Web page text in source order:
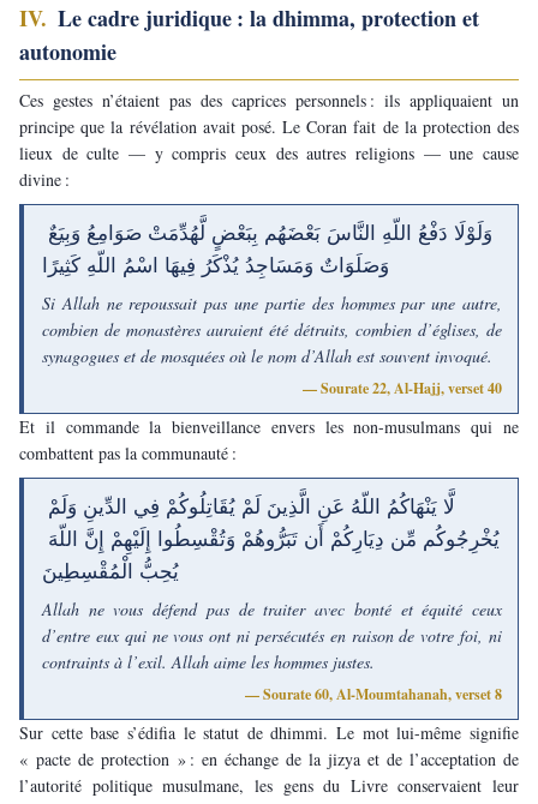
IV. Le cadre juridique : la dhimma, protection et
autonomie
Ces gestes n’étaient pas des caprices personnels : ils appliquaient un
principe que la révélation avait posé. Le Coran fait de la protection des
lieux de culte — y compris ceux des autres religions — une cause
divine :
وَصَلَوَاتٌ وَمَسَاجِدُ يُذْكَرُ فِيهَا اسْمُ اللّهِ كَثِيرًا
Si Allah ne repoussait pas une partie des hommes par une autre,
combien de monastères auraient été détruits, combien d’églises, de
synagogues et de mosquées où le nom d’Allah est souvent invoqué.
— Sourate 22, Al-Hajj, verset 40
Et il commande la bienveillance envers les non-musulmans qui ne
combattent pas la communauté :
يُحِبُّ الْمُقْسِطِينَ
Allah ne vous défend pas de traiter avec bonté et équité ceux
d’entre eux qui ne vous ont ni persécutés en raison de votre foi, ni
contraints à l’exil. Allah aime les hommes justes.
— Sourate 60, Al-Moumtahanah, verset 8
Sur cette base s’édifia le statut de dhimmi. Le mot lui-même signifie
« pacte de protection » : en échange de la jizya et de l’acceptation de
l’autorité politique musulmane, les gens du Livre conservaient leur